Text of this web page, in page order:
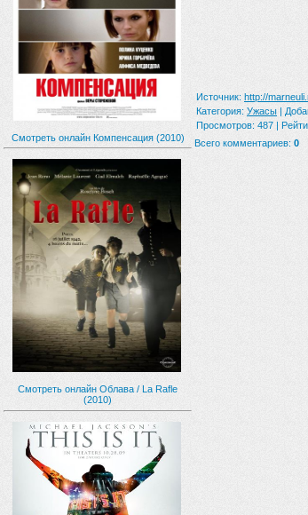
Смотреть онлайн Компенсация (2010)
Смотреть онлайн Облава / La Rafle
(2010)
Источник: http://
Категория: Ужасы |
Просмотров: 487 |
Всего комментариев: 0